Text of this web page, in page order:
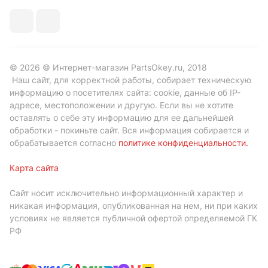
© 2026 © Интернет-магазин PartsOkey.ru, 2018
Наш сайт, для корректной работы, собирает техническую
информацию о посетителях сайта: cookie, данные об IP-
адресе, местоположении и другую. Если вы не хотите
оставлять о себе эту информацию для ее дальнейшей
обработки - покиньте сайт. Вся информация собирается и
обрабатывается согласно политике конфиденциальности.
Карта сайта
Сайт носит исключительно информационный характер и
никакая информация, опубликованная на нем, ни при каких
условиях не является публичной офертой определяемой ГК
РФ